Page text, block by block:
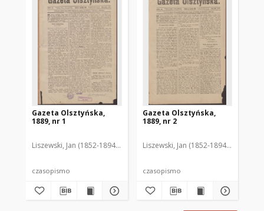
Gazeta Olsztyńska,
1889, nr 1
Liszewski, Jan (1852-1894). Red.
czasopismo
Gazeta Olsztyńska,
1889, nr 2
Liszewski, Jan (1852-1894). Red.
czasopismo